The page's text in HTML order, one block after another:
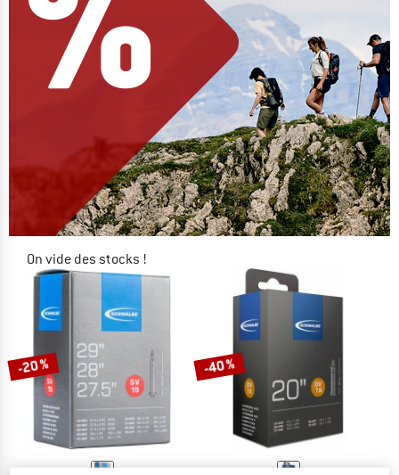
On vide des stocks !
JUSQU'À -60 %
LE DÉSTOCKAGE
-20 % -40 %